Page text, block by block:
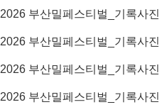
2026 부산밀페스티벌_기록사진
2026 부산밀페스티벌_기록사진
2026 부산밀페스티벌_기록사진
2026 부산밀페스티벌_기록사진